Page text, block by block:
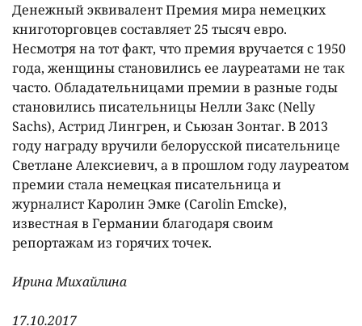
Денежный эквивалент Премия мира немецких
книготорговцев составляет 25 тысяч евро.
Несмотря на тот факт, что премия вручается с 1950
года, женщины становились ее лауреатами не так
часто. Обладательницами премии в разные годы
становились писательницы Нелли Закс (Nelly
Sachs), Астрид Лингрен, и Сьюзан Зонтаг. В 2013
году награду вручили белорусской писательнице
Светлане Алексиевич, а в прошлом году лауреатом
премии стала немецкая писательница и
журналист Каролин Эмке (Carolin Emcke),
известная в Германии благодаря своим
репортажам из горячих точек.
Ирина Михайлина
17.10.2017